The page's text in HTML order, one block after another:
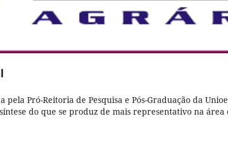
pela Pró-Reitoria de Pesquisa e Pós-Graduação da
do que se produz de mais representativo na área